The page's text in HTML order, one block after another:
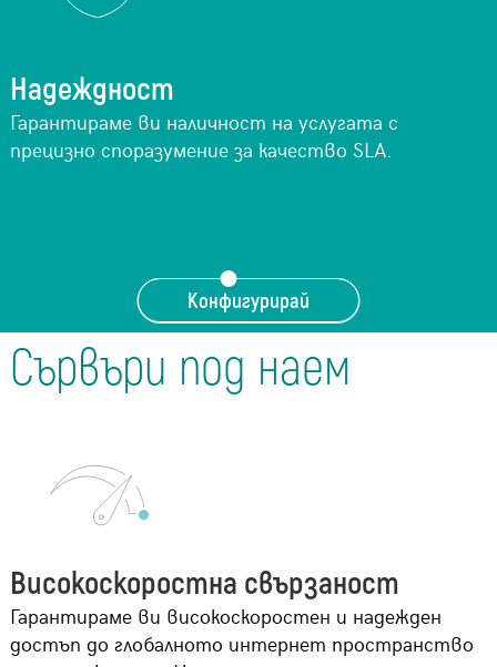
Надеждност
Гарантираме ви наличност на услугата с
прецизно споразумение за качество SLA.
Конфигурирай
Сървъри под наем
Високоскоростна свързаност
Гарантираме ви високоскоростен и надежден
достъп до глобалното интернет пространство